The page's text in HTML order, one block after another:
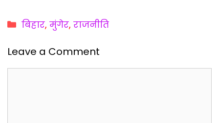
Categories
बिहार, मुंगेर, राजनीति
Leave a Comment